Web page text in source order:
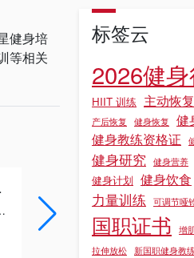
健身培
等相关
生活?
上海锐星健身给大家给出的几个实用建议：
健身教练
阅读更多 »
标签云
2026健
HIIT 训练 主动恢复
产后恢复
健身恢复
健
健身教练资格证
健身研究 健身营养
健身计划 健身饮食
力量训练 可调节哑
国职证书 增
拉伸放松 新国职健身教